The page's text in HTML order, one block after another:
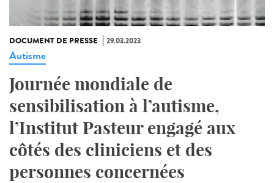
DOCUMENT DE PRESSE 29.03.2023
Autisme
Journée mondiale de
sensibilisation à l’autisme,
l’Institut Pasteur engagé aux
côtés des cliniciens et des
personnes concernées